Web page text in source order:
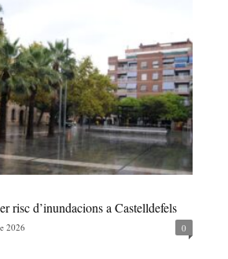
risc d’inundacions a Castelldefels
2026 0